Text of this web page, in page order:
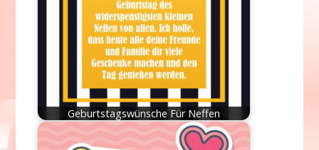
Geburtstagswünsche Für Neffen